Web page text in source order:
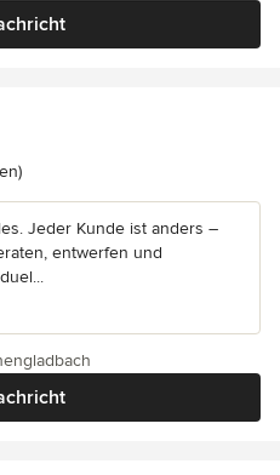
von 5 Sternen
Jeder Kunde ist anders –
entwerfen und